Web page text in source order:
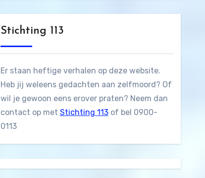
Stichting 113
Er staan heftige verhalen op deze website.
Heb jij weleens gedachten aan zelfmoord? Of
wil je gewoon eens erover praten? Neem dan
contact op met Stichting 113of bel 0900-
0113